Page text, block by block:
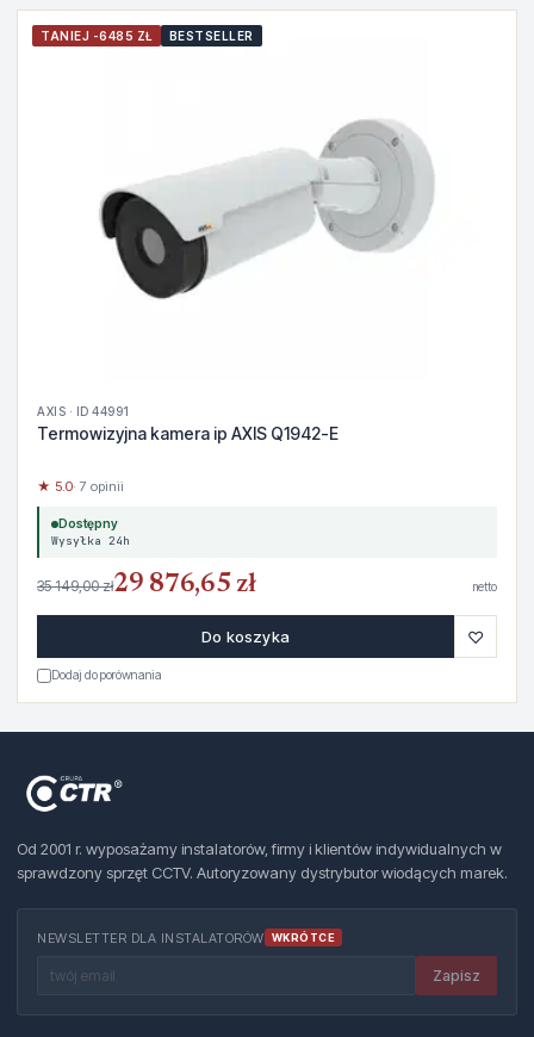
TANIEJ -6485 ZŁ BESTSELLER
AXIS · ID 44991
Termowizyjna kamera ip AXIS Q1942-E
★ 5.0· 7 opinii
Dostępny
Wysyłka 24h
35 149,00 zł29 876,65 zł netto
Do koszyka ♡
Dodaj do porównania
Od 2001 r. wyposażamy instalatorów, firmy i klientów indywidualnych w
sprawdzony sprzęt CCTV. Autoryzowany dystrybutor wiodących marek.
NEWSLETTER DLA INSTALATORÓW WKRÓTCE
Zapisz